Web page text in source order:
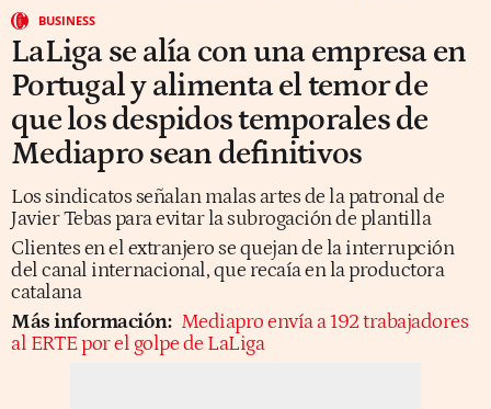
BUSINESS
LaLiga se alía con una empresa en
Portugal y alimenta el temor de
que los despidos temporales de
Mediapro sean definitivos
Los sindicatos señalan malas artes de la patronal de
Javier Tebas para evitar la subrogación de plantilla
Clientes en el extranjero se quejan de la interrupción
del canal internacional, que recaía en la productora
catalana
Más información: Mediapro envía a 192 trabajadores
al ERTE por el golpe de LaLiga